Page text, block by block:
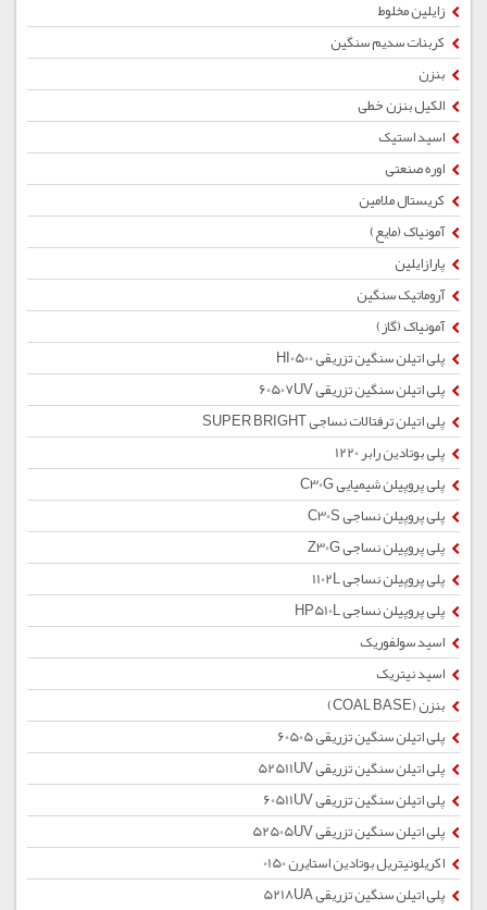
زایلین مخلوط
کربنات سدیم سنگین
بنزن
الکیل بنزن خطی
اسید استیک
اوره صنعتی
کریستال ملامین
آمونیاک (مایع)
پارازایلین
آروماتیک سنگین
آمونیاک (گاز)
پلی اتیلن سنگین تزریقی HI0500
پلی اتیلن سنگین تزریقی 60507UV
پلی اتیلن ترفتالات نساجی SUPER BRIGHT
پلی بوتادین رابر 1220
پلی پروپیلن شیمیایی C30G
پلی پروپیلن نساجی C30S
پلی پروپیلن نساجی Z30G
پلی پروپیلن نساجی 1102L
پلی پروپیلن نساجی HP510L
اسید سولفوریک
اسید نیتریک
بنزن (COAL BASE)
پلی اتیلن سنگین تزریقی 60505
پلی اتیلن سنگین تزریقی 52511UV
پلی اتیلن سنگین تزریقی 60511UV
پلی اتیلن سنگین تزریقی 52505UV
اکریلونیتریل بوتادین استایرن 0150
پلی اتیلن سنگین تزریقی 5218UA